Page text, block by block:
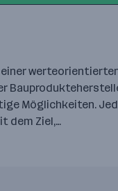
Möglichkeiten.
dem Ziel,…